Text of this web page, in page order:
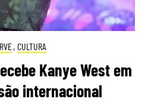
, CULTURA
Kanye West em
internacional